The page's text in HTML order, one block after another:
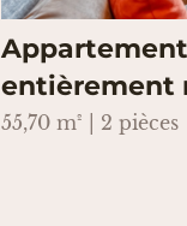
entièrement
55,70 m² | 2 pièces